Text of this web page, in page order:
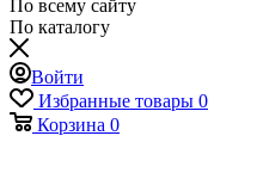
По всему сайту
По каталогу
Войти
Избранные товары 0
Корзина 0